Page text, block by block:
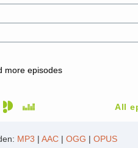
more episodes
All
MP3 | AAC | OGG | OPUS